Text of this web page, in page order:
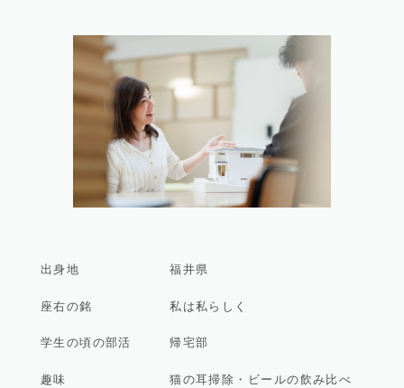
出身地 福井県
座右の銘 私は私らしく
学生の頃の部活 帰宅部
趣味 猫の耳掃除・ビールの飲み比べ